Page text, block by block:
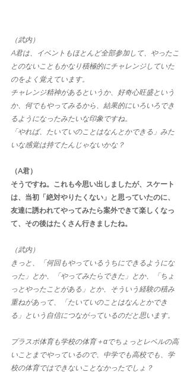
（武内）
A君は、イベントもほとんど全部参加して、やったこ
とのないこともかなり積極的にチャレンジしていた
のをよく覚えています。
チャレンジ精神があるというか、好奇心旺盛という
か、何でもやってみるから、結果的にいろいろでき
るようになったみたいな印象ですね。
「やれば、たいていのことはなんとかできる」みた
いな感覚は持てたんじゃないかな？
（A君）
そうですね。これも今思い出しましたが、スケート
は、当初「絶対やりたくない」と思っていたのに、
友達に誘われてやってみたら案外できて楽しくなっ
て、その後はたくさん行きましたね。
（武内）
きっと、「何回もやっているうちにできるようにな
った」とか、「やってみたらできた」とか、「ちょ
っとやったことがある」とか、そういう経験の積み
重ねがあって、「たいていのことはなんとかでき
る」という自信につながっているのだと思います。
プラスポ体育も学校の体育＋αでちょっとレベルの高
いことまでやっているので、中学でも高校でも、学
校の体育ではできないことなかったでしょ？